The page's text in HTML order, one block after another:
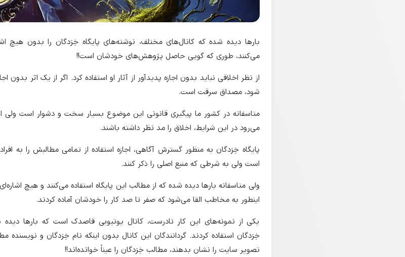
بار‌ها دیده شده که کانال‌های مختلف، نوشته‌های پایگاه خِرَدگان را بدون هیچ
می‌کنند، طوری که گویی حاصل پژوهش‌های خودشان است!!
از نظر اخلاقی نباید بدون اجازه پدیدآور از آثار او استفاده کرد. اگر از یک اثر بدون
شود، مصداق سرقت است.
متاسفانه در کشور ما پیگیری قانونی این موضوع بسیار سخت و دشوار است ولی
می‌رود در این شرایط، اخلاق را مد نظر داشته باشند.
پایگاه خِرَدگان به منظور گسترش آگاهی، اجازه استفاده از تمامی مطالبش را به
است ولی به شرطی که منبع اصلی را ذکر کنند.
ولی متاسفانه بار‌ها دیده شده که از مطالب این پایگاه استفاده می‌کنند و هیچ
اینطور به مخاطب القا می‌شود که صفر تا صد کار را خودشان آماده کردند.
یکی از نمونه‌های این کار نادرست، کانال یوتیوبی قاصدک است که بار‌ها دیده
خِرَدگان استفاده کردند. گردانندگان این کانال بدون اینکه نام خِرَدگان و نویسنده
تصویر سایت را نشان بدهند، مطالب خِرَدگان را عیناً خوانده‌اند!!